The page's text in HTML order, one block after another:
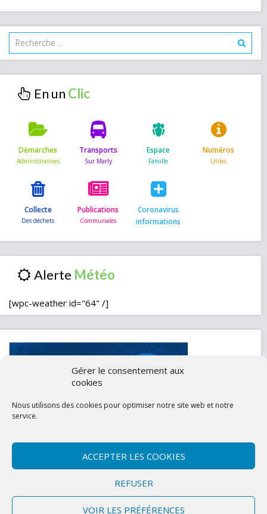
Gérer le consentement aux
cookies
Nous utilisons des cookies pour optimiser notre site web et notre
service.
ACCEPTER LES COOKIES
REFUSER
VOIR LES PRÉFÉRENCES
En un
Démarches Transports Espace Numéros
Collecte Publications
Coronavirus
informations
Alerte
[wpc-weather id="64" /]
Politique de confidentialité (UE)